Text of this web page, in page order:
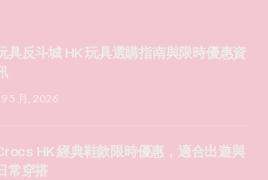
具反斗城 HK 玩具選購指南與限時優惠資
5 月, 2026
HK 經典鞋款限時優惠，適合出遊與
常穿搭